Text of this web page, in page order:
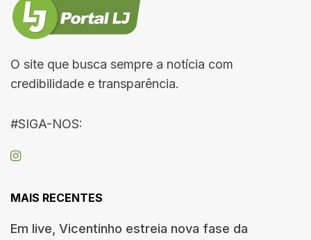
O site que busca sempre a notícia com
credibilidade e transparência.
#SIGA-NOS:
MAIS RECENTES
Em live, Vicentinho estreia nova fase da